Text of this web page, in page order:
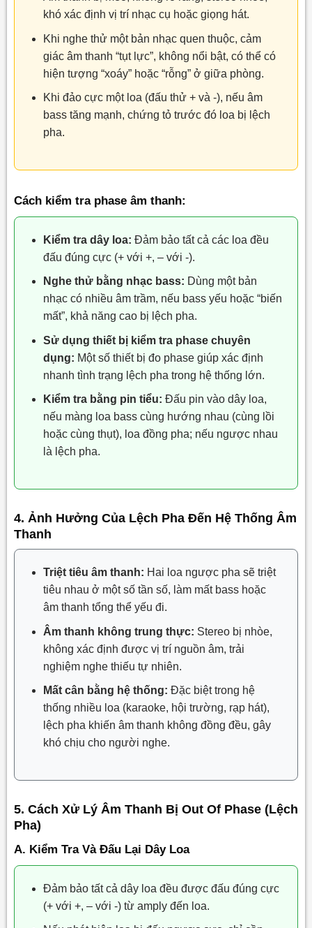
khó xác định vị trí nhạc cụ hoặc giọng hát.
Khi nghe thử một bản nhạc quen thuộc, cảm
giác âm thanh “tụt lực”, không nổi bật, có thể có
hiện tượng “xoáy” hoặc “rỗng” ở giữa phòng.
Khi đảo cực một loa (đấu thử + và -), nếu âm
bass tăng mạnh, chứng tỏ trước đó loa bị lệch
pha.
Cách kiểm tra phase âm thanh:
Kiểm tra dây loa: Đảm bảo tất cả các loa đều
đấu đúng cực (+ với +, – với -).
Nghe thử bằng nhạc bass: Dùng một bản
nhạc có nhiều âm trầm, nếu bass yếu hoặc “biến
mất”, khả năng cao bị lệch pha.
Sử dụng thiết bị kiểm tra phase chuyên
dụng: Một số thiết bị đo phase giúp xác định
nhanh tình trạng lệch pha trong hệ thống lớn.
Kiểm tra bằng pin tiểu: Đấu pin vào dây loa,
nếu màng loa bass cùng hướng nhau (cùng lồi
hoặc cùng thụt), loa đồng pha; nếu ngược nhau
là lệch pha.
4. Ảnh Hưởng Của Lệch Pha Đến Hệ Thống Âm
Thanh
Triệt tiêu âm thanh: Hai loa ngược pha sẽ triệt
tiêu nhau ở một số tần số, làm mất bass hoặc
âm thanh tổng thể yếu đi.
Âm thanh không trung thực: Stereo bị nhòe,
không xác định được vị trí nguồn âm, trải
nghiệm nghe thiếu tự nhiên.
Mất cân bằng hệ thống: Đặc biệt trong hệ
thống nhiều loa (karaoke, hội trường, rạp hát),
lệch pha khiến âm thanh không đồng đều, gây
khó chịu cho người nghe.
5. Cách Xử Lý Âm Thanh Bị Out Of Phase (Lệch
Pha)
A. Kiểm Tra Và Đấu Lại Dây Loa
Đảm bảo tất cả dây loa đều được đấu đúng cực
(+ với +, – với -) từ amply đến loa.